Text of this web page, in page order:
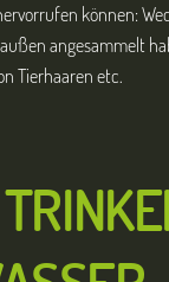
können:
angesammelt
Tierhaaren etc.